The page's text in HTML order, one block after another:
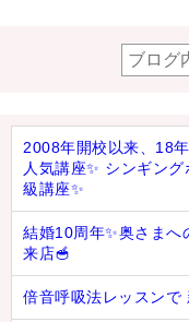
2008年開校以来、18
人気講座✨ シンギン
級講座✨
結婚10周年✨奥さま
来店🥣
倍音呼吸法レッスンで